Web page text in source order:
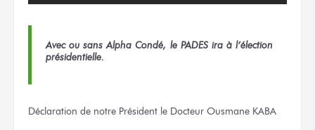
Avec ou sans Alpha Condé, le PADES ira à l’élection
présidentielle.
Déclaration de notre Président le Docteur Ousmane KABA